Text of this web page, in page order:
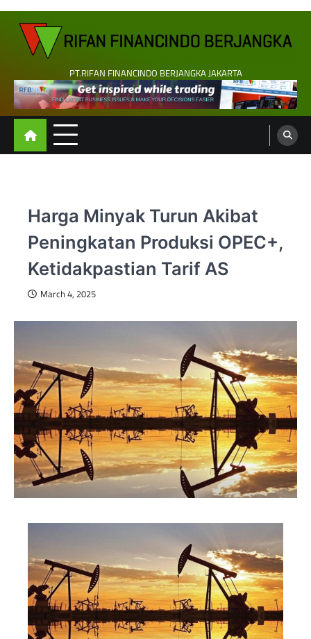
Skip
content
PT.RIFAN FINANCINDO BERJANGKA JAKARTA
Harga Minyak Turun Akibat
Peningkatan Produksi OPEC+,
Ketidakpastian Tarif AS
March 4, 2025